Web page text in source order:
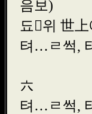
음보)
됴위
텨…ㄹ
六
텨…ㄹ